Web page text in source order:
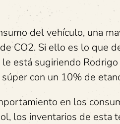
del vehículo, una
CO2. Si ello es lo que
está sugiriendo
con un 10% de
en los
los inventarios de esta